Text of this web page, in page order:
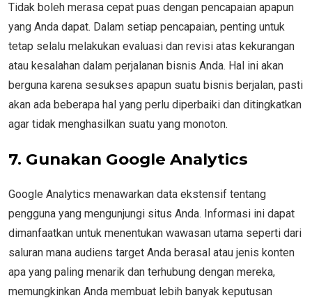
Tidak boleh merasa cepat puas dengan pencapaian apapun
yang Anda dapat. Dalam setiap pencapaian, penting untuk
tetap selalu melakukan evaluasi dan revisi atas kekurangan
atau kesalahan dalam perjalanan bisnis Anda. Hal ini akan
berguna karena sesukses apapun suatu bisnis berjalan, pasti
akan ada beberapa hal yang perlu diperbaiki dan ditingkatkan
agar tidak menghasilkan suatu yang monoton.
7. Gunakan Google Analytics
Google Analytics menawarkan data ekstensif tentang
pengguna yang mengunjungi situs Anda. Informasi ini dapat
dimanfaatkan untuk menentukan wawasan utama seperti dari
saluran mana audiens target Anda berasal atau jenis konten
apa yang paling menarik dan terhubung dengan mereka,
memungkinkan Anda membuat lebih banyak keputusan